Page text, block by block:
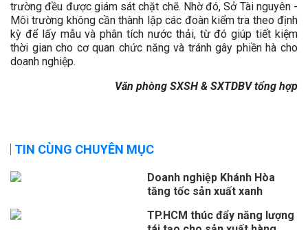
trường đều được giám sát chặt chẽ. Nhờ đó, Sở Tài nguyên -
Môi trường không cần thành lập các đoàn kiểm tra theo định
kỳ để lấy mẫu và phân tích nước thải, từ đó giúp tiết kiệm
thời gian cho cơ quan chức năng và tránh gây phiền hà cho
doanh nghiệp.
Văn phòng SXSH & SXTDBV tổng hợp
TIN CÙNG CHUYÊN MỤC
Doanh nghiệp Khánh Hòa
tăng tốc sản xuất xanh
TP.HCM thúc đẩy năng lượng